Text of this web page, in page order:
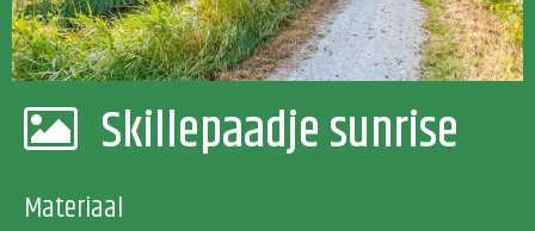
Skillepaadje sunrise
Materiaal